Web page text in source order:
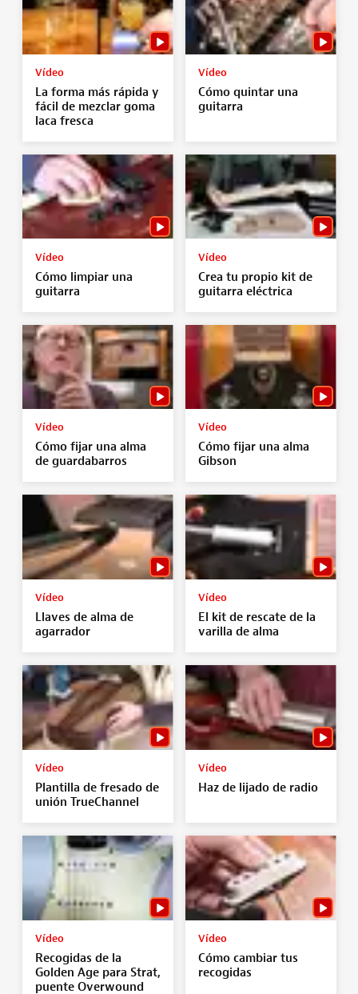
Vídeo
La forma más rápida y
fácil de mezclar goma
laca fresca
Vídeo
Cómo quintar una
guitarra
Vídeo
Cómo limpiar una
guitarra
Vídeo
Crea tu propio kit de
guitarra eléctrica
Vídeo
Cómo fijar una alma
de guardabarros
Vídeo
Cómo fijar una alma
Gibson
Vídeo
Llaves de alma de
agarrador
Vídeo
El kit de rescate de la
varilla de alma
Vídeo
Plantilla de fresado de
unión TrueChannel
Vídeo
Haz de lijado de radio
Vídeo
Recogidas de la
Golden Age para Strat,
puente Overwound
Vídeo
Cómo cambiar tus
recogidas